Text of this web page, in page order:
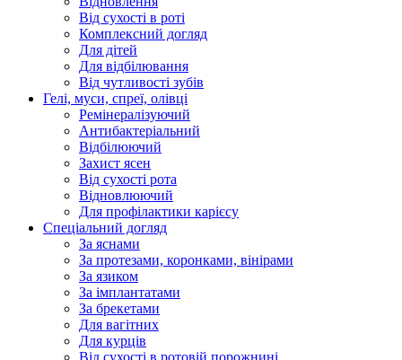
Від сухості в роті
Комплексний догляд
Для дітей
Для відбілювання
Від чутливості зубів
Гелі, муси, спреї, олівці
Ремінералізуючий
Антибактеріальний
Відбілюючий
Захист ясен
Від сухості рота
Відновлюючий
Для профілактики карієсу
Спеціальний догляд
За яснами
За протезами, коронками, вінірами
За язиком
За імплантатами
За брекетами
Для вагітних
Для курців